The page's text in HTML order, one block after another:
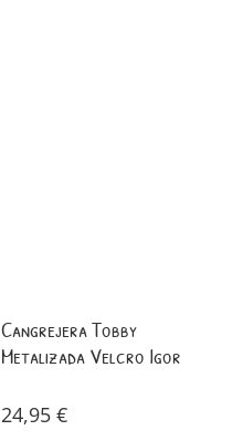
Cangrejera Tobby
Metalizada Velcro Igor
24,95 €